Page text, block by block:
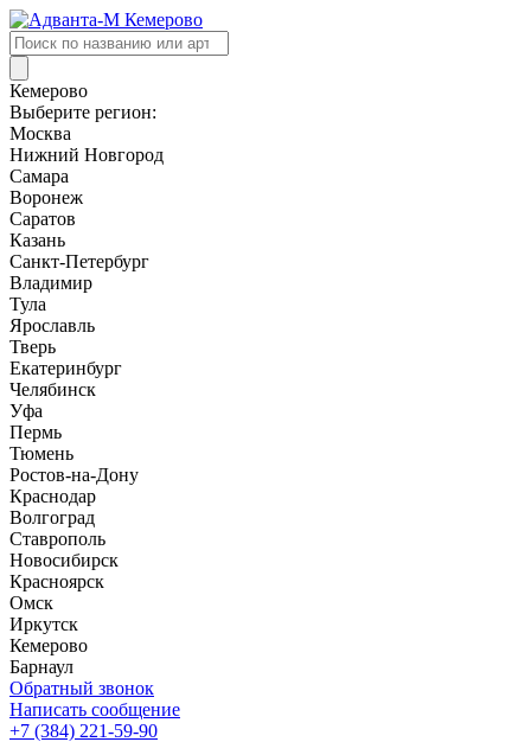
Поиск
товаров
Кемерово
Выберите регион:
Москва
Нижний Новгород
Самара
Воронеж
Саратов
Казань
Санкт-Петербург
Владимир
Тула
Ярославль
Тверь
Екатеринбург
Челябинск
Уфа
Пермь
Тюмень
Ростов-на-Дону
Краснодар
Волгоград
Ставрополь
Новосибирск
Красноярск
Омск
Иркутск
Кемерово
Барнаул
Обратный звонок
Написать сообщение
+7 (384) 221-59-90